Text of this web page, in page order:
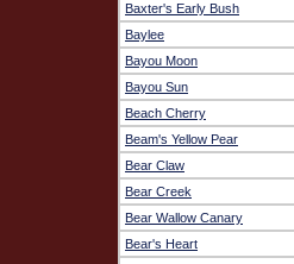
Baxter's Early Bush
Baylee
Bayou Moon
Bayou Sun
Beach Cherry
Beam's Yellow Pear
Bear Claw
Bear Creek
Bear Wallow Canary
Bear's Heart